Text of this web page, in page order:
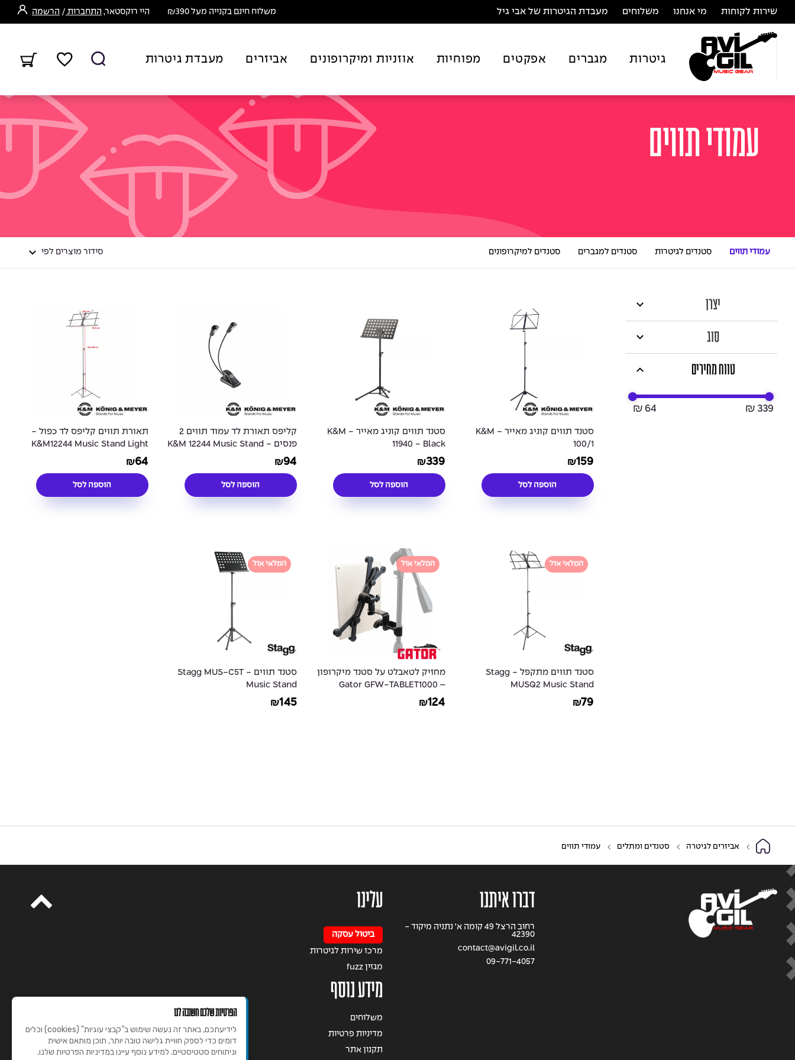
שירות לקוחות מי אנחנו משלוחים מעבדת הגיטרות של אבי גיל משלוח חינם בקנייה מעל ₪390 היי רוקסטאר, התחברות / הרשמה
גיטרות מגברים אפקטים מפוחיות אוזניות ומיקרופונים אביזרים מעבדת גיטרות
עמודי תווים
סידור מוצרים לפי עמודי תווים סטנדים לגיטרות סטנדים למגברים סטנדים למיקרופונים
יצרן
סוג
טווח מחירים
₪ 64 ₪ 339
סטנד תווים קוניג מאייר - K&M
100/1
₪159
הוספה לסל
סטנד תווים קוניג מאייר - K&M
11940 - Black
₪339
הוספה לסל
קליפס תאורת לד עמוד תווים 2
פנסים - K&M 12244 Music Stand
LED Light
₪94
הוספה לסל
תאורת תווים קליפס לד כפול -
K&M12244 Music Stand Light
Double 2 LED FlexLight
₪64
הוספה לסל
המלאי אזל
סטנד תווים מתקפל - Stagg
MUSQ2 Music Stand
₪79
המלאי אזל
מחזיק לטאבלט על סטנד מיקרופון
– Gator GFW-TABLET1000
Tablet Clamping Mount
₪124
המלאי אזל
סטנד תווים - Stagg MUS-C5T
Music Stand
₪145
אביזרים לגיטרה סטנדים ומתלים עמודי תווים
דברו איתנו
רחוב הרצל 49 קומה א' נתניה מיקוד -
42390
contact@avigil.co.il
09-771-4057
עלינו
ביטול עסקה
מרכז שירות לגיטרות
מגזין fuzz
מידע נוסף
משלוחים
מדיניות פרטיות
תקנון אתר
הפרטיות שלכם חשובה לנו
לידיעתכם, באתר זה נעשה שימוש ב"קבצי עוגיות" (cookies) וכלים
דומים כדי לספק חוויית גלישה טובה יותר, תוכן מותאם אישית
וניתוחים סטטיסטיים. למידע נוסף עיינו במדיניות הפרטיות שלנו.